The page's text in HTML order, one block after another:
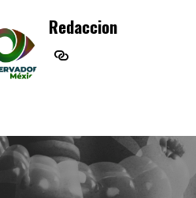
Redaccion